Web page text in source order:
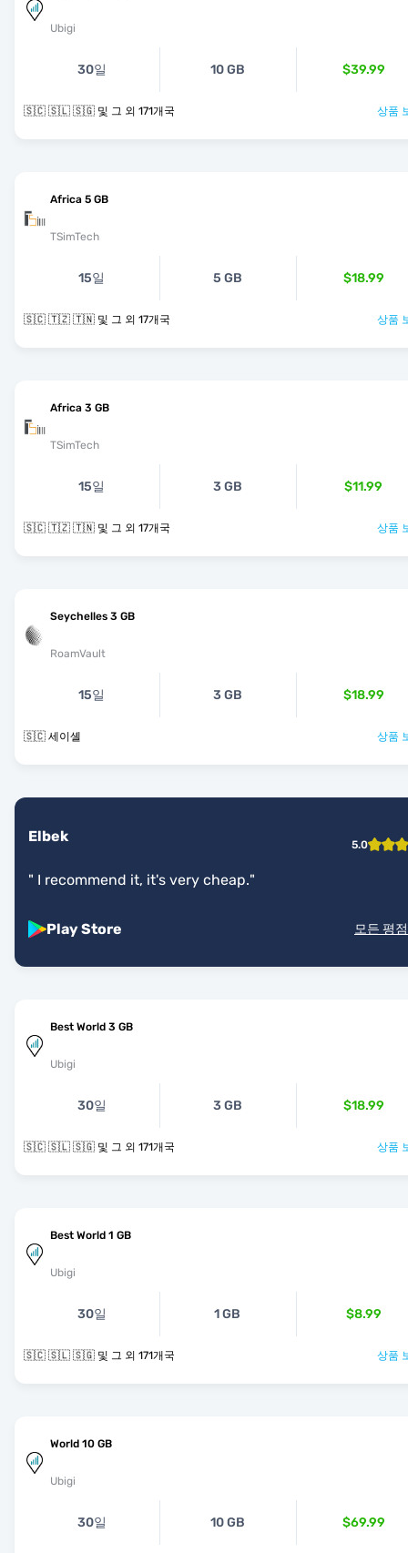
Ubigi
30일 10 GB $39.99
🇸🇨 🇸🇱 🇸🇬 및 그 외 171개국 상품
Africa 5 GB
TSimTech
15일 5 GB $18.99
🇸🇨 🇹🇿 🇹🇳 및 그 외 17개국 상품
Africa 3 GB
TSimTech
15일 3 GB $11.99
🇸🇨 🇹🇿 🇹🇳 및 그 외 17개국 상품
Seychelles 3 GB
RoamVault
15일 3 GB $18.99
🇸🇨 세이셸 상품
Elbek 5.0
" I recommend it, it's very cheap."
Play Store 모든 평
Best World 3 GB
Ubigi
30일 3 GB $18.99
🇸🇨 🇸🇱 🇸🇬 및 그 외 171개국 상품
Best World 1 GB
Ubigi
30일 1 GB $8.99
🇸🇨 🇸🇱 🇸🇬 및 그 외 171개국 상품
World 10 GB
Ubigi
30일 10 GB $69.99